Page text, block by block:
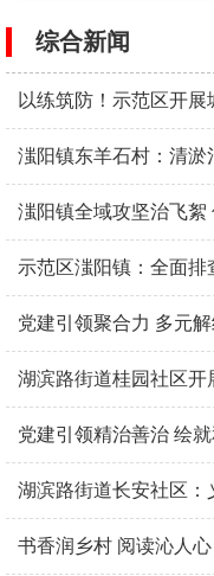
综合新闻
以练筑防！示范区开
滍阳镇全域攻坚治飞絮